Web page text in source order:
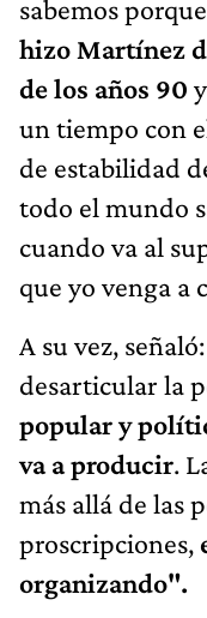
sabemos
hizo Martínez
de los años 90
un tiempo con
de estabilidad
todo el mundo
cuando va al
que yo venga a
A su vez,
desarticular la
popular y
va a producir.
más allá de las
proscripciones,
organizando".